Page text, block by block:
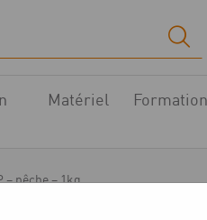
Matériel
– pêche – 1kg